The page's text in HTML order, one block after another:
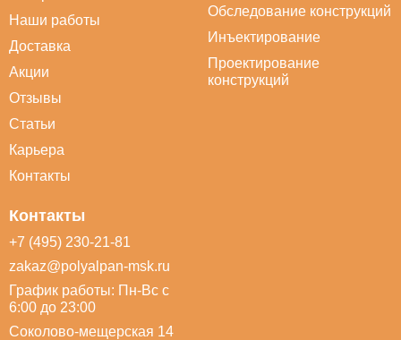
Наши работы
Доставка
Акции
Отзывы
Статьи
Карьера
Контакты
Обследование конструкций
Инъектирование
Проектирование
конструкций
Контакты
+7 (495) 230-21-81
zakaz@polyalpan-msk.ru
График работы: Пн-Вс с
6:00 до 23:00
Соколово-мещерская 14